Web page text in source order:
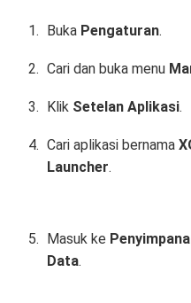
Buka Pengaturan.
Cari dan buka menu
Klik Setelan Aplikasi.
Cari aplikasi bernama
Launcher.
Masuk ke
Data.